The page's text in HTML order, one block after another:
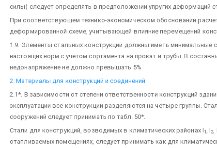
силы) следует определять в предположении упругих деформаций
При соответствующем технико-экономическом обосновании
деформированной схеме, учитывающей влияние перемещений
1.9. Элементы стальных конструкций должны иметь минимальные
настоящих норм с учетом сортамента на прокат и трубы. В
недонапряжение не должно превышать 5%.
2. Материалы для конструкций и соединений
2.1*. В зависимости от степени ответственности конструкций
эксплуатации все конструкции разделяются на четыре группы.
сооружений следует принимать по табл. 50*.
Стали для конструкций, возводимых в климатических районах I1 , I2
отапливаемых помещениях, следует принимать как для